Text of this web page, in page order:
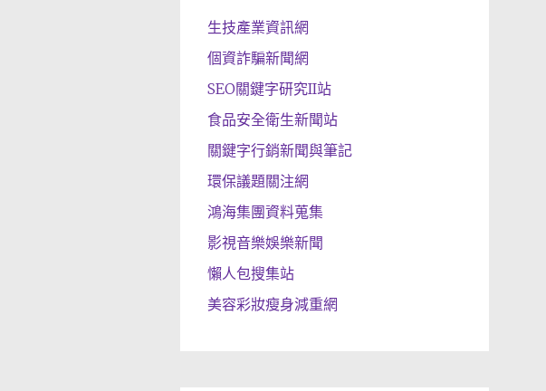
生技產業資訊網
個資詐騙新聞網
SEO關鍵字研究II站
食品安全衛生新聞站
關鍵字行銷新聞與筆記
環保議題關注網
鴻海集團資料蒐集
影視音樂娛樂新聞
懶人包搜集站
美容彩妝瘦身減重網